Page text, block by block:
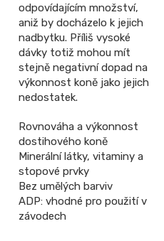
odpovídajícím množství,
aniž by docházelo k jejich
nadbytku. Příliš vysoké
dávky totiž mohou mít
stejně negativní dopad na
výkonnost koně jako jejich
nedostatek.
Rovnováha a výkonnost
dostihového koně
Minerální látky, vitaminy a
stopové prvky
Bez umělých barviv
ADP: vhodné pro použití v
závodech